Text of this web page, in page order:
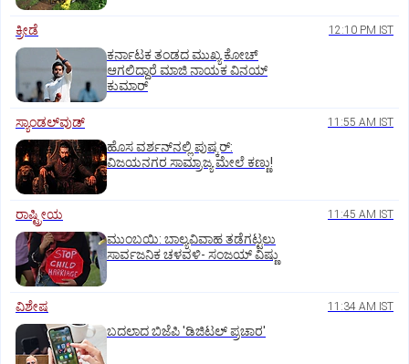
ಕ್ರೀಡೆ 12:10 PM IST
ಕರ್ನಾಟಕ ತಂಡದ ಮುಖ್ಯ ಕೋಚ್‌
ಆಗಲಿದ್ದಾರೆ ಮಾಜಿ ನಾಯಕ ವಿನಯ್‌
ಕುಮಾರ್
ಸ್ಯಾಂಡಲ್‌ವುಡ್‌ 11:55 AM IST
ಹೊಸ ವರ್ಶನ್‌ನಲ್ಲಿ ಪುಷ್ಕರ್‌:
ವಿಜಯನಗರ ಸಾಮ್ರಾಜ್ಯ ಮೇಲೆ ಕಣ್ಣು!
ರಾಷ್ಟ್ರೀಯ 11:45 AM IST
ಮುಂಬಯಿ: ಬಾಲ್ಯವಿವಾಹ ತಡೆಗಟ್ಟಲು
ಸಾರ್ವಜನಿಕ ಚಳವಳಿ- ಸಂಜಯ್‌ ವಿಷ್ಣು
ವಿಶೇಷ 11:34 AM IST
ಬದಲಾದ ಬಿಜೆಪಿ 'ಡಿಜಿಟಲ್‌ ಪ್ರಚಾರ'